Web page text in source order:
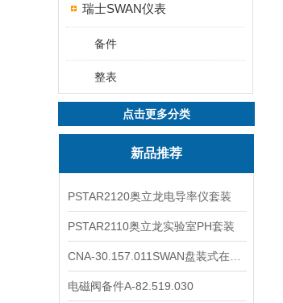
瑞士SWAN仪表
备件
整表
点击更多分类
新品推荐
PSTAR2120奥立龙电导率仪套装
PSTAR2110奥立龙实验室PH套装
电磁阀备件A-82.519.030